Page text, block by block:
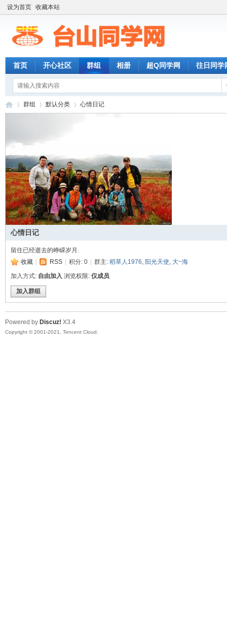
设为首页 收藏本站
首页 开心社区 群组 相册 超Q同学网 往日同学
台
群组 默认分类 心情日记
心情日记
留住已经逝去的峥嵘岁月.
收藏
RSS 积分: 0 群主: 稻草人1976, 阳光天使, 大~海
加入方式: 自由加入 浏览权限: 仅成员
加入群组
Powered by Discuz! X3.4
Copyright © 2001-2021, Tencent Cloud.